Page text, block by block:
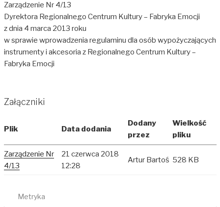
Zarządzenie Nr 4/13
Dyrektora Regionalnego Centrum Kultury – Fabryka Emocji
z dnia 4 marca 2013 roku
w sprawie wprowadzenia regulaminu dla osób wypożyczających
instrumenty i akcesoria z Regionalnego Centrum Kultury –
Fabryka Emocji
Załączniki
Plik Data dodania
Dodany
przez
Wielkość
pliku
Zarządzenie Nr
4/13
21 czerwca 2018
12:28
Artur Bartoś 528 KB
Metryka